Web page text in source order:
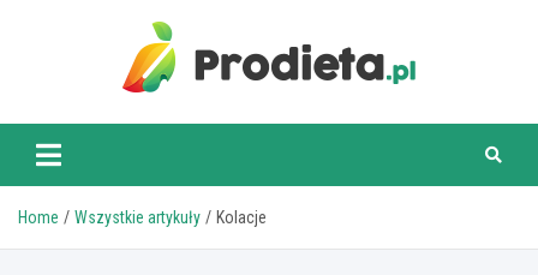
prodieta.pl
Home Wszystkie artykuły Kolacje